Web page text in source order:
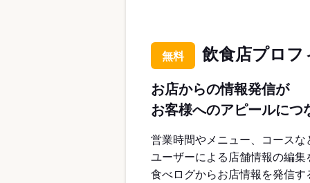
無料 飲食店プロフ
お店からの情報発信が
お客様へのアピールにつ
営業時間やメニュー、コースな
ユーザーによる店舗情報の編集
食べログからお店情報を発信す